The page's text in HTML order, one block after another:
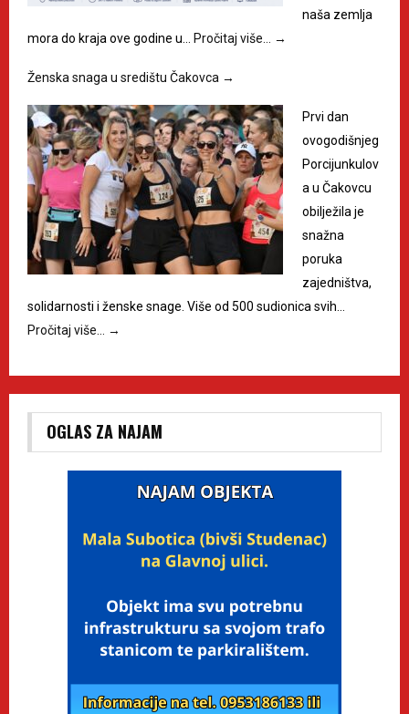
naša zemlja
mora do kraja ove godine u…
Pročitaj više… →
Ženska snaga u središtu Čakovca →
Prvi dan
ovogodišnjeg
Porcijunkulov
a u Čakovcu
obilježila je
snažna
poruka
zajedništva,
solidarnosti i ženske snage. Više od 500 sudionica svih…
Pročitaj više…
→
OGLAS ZA NAJAM